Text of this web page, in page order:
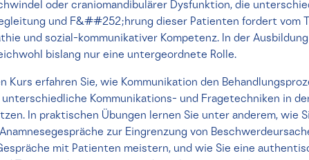
oder craniomandibulärer Dysfunktion, die
und F&##252;hrung dieser Patienten fordert vom
und sozial-kommunikativer Kompetenz. In der
bislang nur eine untergeordnete Rolle.
Kurs erfahren Sie, wie Kommunikation den
Kommunikations- und Fragetechniken in
In praktischen Übungen lernen Sie unter anderem, wie
zur Eingrenzung von
mit Patienten meistern, und wie Sie eine